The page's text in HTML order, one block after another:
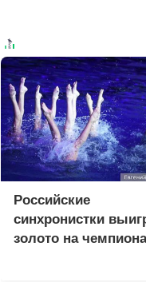
Российские
синхронистки
золото на